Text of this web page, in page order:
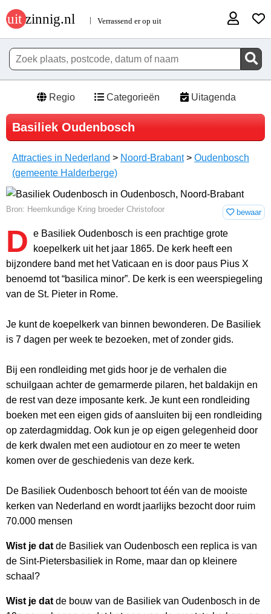
Regio Categorieën Uitagenda
Basiliek Oudenbosch
Attracties in Nederland > Noord-Brabant> Oudenbosch
(gemeente Halderberge)
bewaar
Bron: Heemkundige Kring broeder Christofoor
D e Basiliek Oudenbosch is een prachtige grote
koepelkerk uit het jaar 1865. De kerk heeft een
bijzondere band met het Vaticaan en is door paus Pius X
benoemd tot “basilica minor”. De kerk is een weerspiegeling
van de St. Pieter in Rome.
Je kunt de koepelkerk van binnen bewonderen. De Basiliek
is 7 dagen per week te bezoeken, met of zonder gids.
Bij een rondleiding met gids hoor je de verhalen die
schuilgaan achter de gemarmerde pilaren, het baldakijn en
de rest van deze imposante kerk. Je kunt een rondleiding
boeken met een eigen gids of aansluiten bij een rondleiding
op zaterdagmiddag. Ook kun je op eigen gelegenheid door
de kerk dwalen met een audiotour en zo meer te weten
komen over de geschiedenis van deze kerk.
De Basiliek Oudenbosch behoort tot één van de mooiste
kerken van Nederland en wordt jaarlijks bezocht door ruim
70.000 mensen
Wist je dat de Basiliek van Oudenbosch een replica is van
de Sint-Pietersbasiliek in Rome, maar dan op kleinere
schaal?
Wist je dat de bouw van de Basiliek van Oudenbosch in de